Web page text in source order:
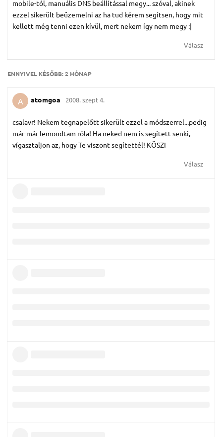
mobile-tól, manuális DNS beállítással megy... szóval, akinek
ezzel sikerült beüzemelni az ha tud kérem segítsen, hogy mit
kellett még tenni ezen kívül, mert nekem így nem megy :|
Válasz
ENNYIVEL KÉSŐBB:2 HÓNAP
A atomgoa 2008. szept 4.
csalavr! Nekem tegnapelőtt sikerült ezzel a módszerrel...pedig
már-már lemondtam róla! Ha neked nem is segített senki,
vígasztaljon az, hogy Te viszont segítettél! KÖSZI
Válasz